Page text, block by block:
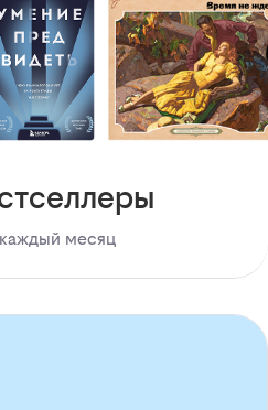
месяц